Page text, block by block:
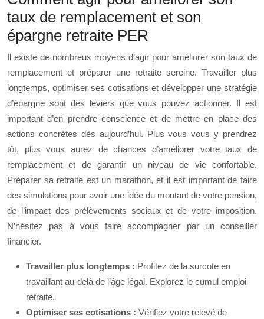
taux de remplacement et son
épargne retraite PER
Il existe de nombreux moyens d’agir pour améliorer son taux de
remplacement et préparer une retraite sereine. Travailler plus
longtemps, optimiser ses cotisations et développer une stratégie
d’épargne sont des leviers que vous pouvez actionner. Il est
important d’en prendre conscience et de mettre en place des
actions concrètes dès aujourd’hui. Plus vous vous y prendrez
tôt, plus vous aurez de chances d’améliorer votre taux de
remplacement et de garantir un niveau de vie confortable.
Préparer sa retraite est un marathon, et il est important de faire
des simulations pour avoir une idée du montant de votre pension,
de l’impact des prélèvements sociaux et de votre imposition.
N’hésitez pas à vous faire accompagner par un conseiller
financier.
Travailler plus longtemps : Profitez de la surcote en
travaillant au-delà de l’âge légal. Explorez le cumul emploi-
retraite.
Optimiser ses cotisations : Vérifiez votre relevé de